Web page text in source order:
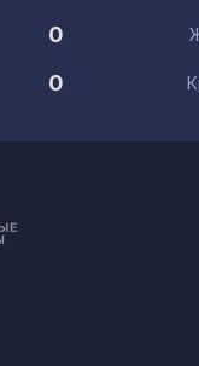
0
0